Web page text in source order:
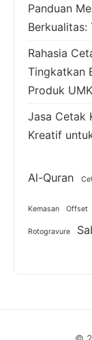
Panduan
Berkualitas:
Rahasia
Tingkatkan
Produk
Jasa Cetak
Kreatif
Al-Quran
Kemasan Offset
Rotogravure